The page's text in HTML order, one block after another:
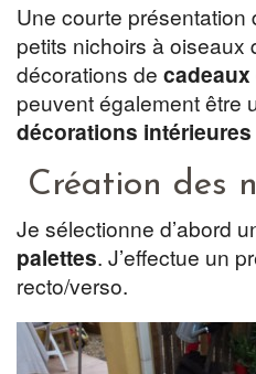
Une courte présentation
petits nichoirs à oiseaux
décorations de cadeaux
peuvent également être
décorations
Création des
Je sélectionne d’abord
palettes. J’effectue un
recto/verso.